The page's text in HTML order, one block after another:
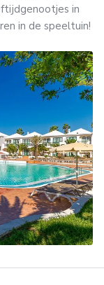
in
in de speeltuin!